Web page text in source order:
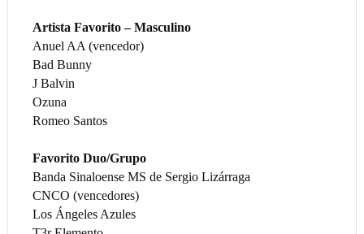
Artista Favorito – Masculino
Anuel AA (vencedor)
Bad Bunny
J Balvin
Ozuna
Romeo Santos
Favorito Duo/Grupo
Banda Sinaloense MS de Sergio Lizárraga
CNCO (vencedores)
Los Ángeles Azules